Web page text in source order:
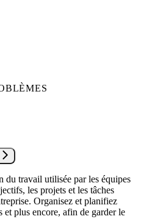
du travail utilisée par les équipes
les projets et les tâches
Organisez et planifiez
plus encore, afin de garder le